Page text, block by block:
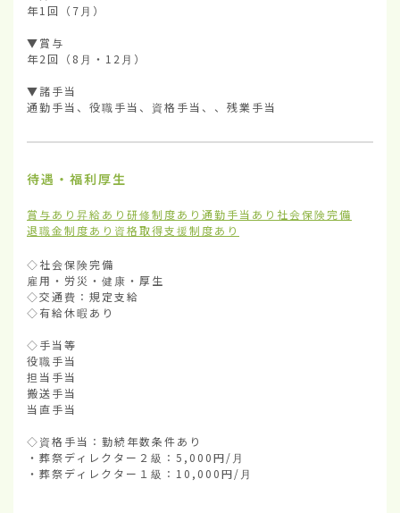
年1回（7月）
▼賞与
年2回（8月・12月）
▼諸手当
通勤手当、役職手当、資格手当、、残業手当
待遇・福利厚生
賞与あり 昇給あり 研修制度あり 通勤手当あり 社会保険完備
退職金制度あり 資格取得支援制度あり
◇社会保険完備
雇用・労災・健康・厚生
◇交通費：規定支給
◇有給休暇あり
◇手当等
役職手当
担当手当
搬送手当
当直手当
◇資格手当：勤続年数条件あり
・葬祭ディレクター２級：5,000円/月
・葬祭ディレクター１級：10,000円/月